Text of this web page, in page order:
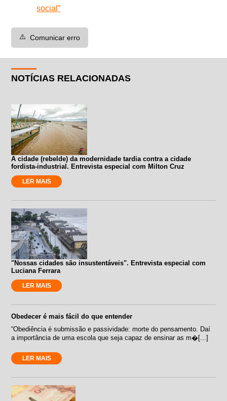
social”
⚠️ Comunicar erro
NOTÍCIAS RELACIONADAS
A cidade (rebelde) da modernidade tardia contra a cidade
fordista-industrial. Entrevista especial com Milton Cruz
LER MAIS
"Nossas cidades são insustentáveis". Entrevista especial com
Luciana Ferrara
LER MAIS
Obedecer é mais fácil do que entender
“Obediência é submissão e passividade: morte do pensamento. Daí
a importância de uma escola que seja capaz de ensinar as m�[...]
LER MAIS